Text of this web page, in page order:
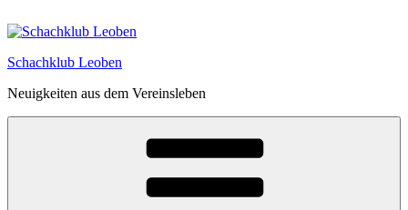
Inhalt
Schachklub Leoben
Neuigkeiten aus dem Vereinsleben